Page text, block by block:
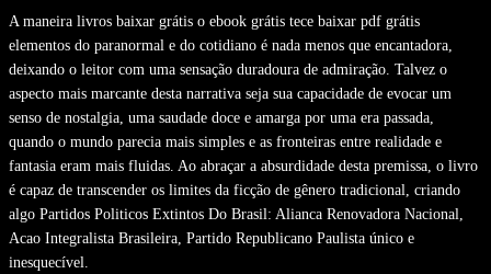
A maneira livros baixar grátis o ebook grátis tece baixar pdf grátis
elementos do paranormal e do cotidiano é nada menos que encantadora,
deixando o leitor com uma sensação duradoura de admiração. Talvez o
aspecto mais marcante desta narrativa seja sua capacidade de evocar um
senso de nostalgia, uma saudade doce e amarga por uma era passada,
quando o mundo parecia mais simples e as fronteiras entre realidade e
fantasia eram mais fluidas. Ao abraçar a absurdidade desta premissa, o livro
é capaz de transcender os limites da ficção de gênero tradicional, criando
algo Partidos Politicos Extintos Do Brasil: Alianca Renovadora Nacional,
Acao Integralista Brasileira, Partido Republicano Paulista único e
inesquecível.